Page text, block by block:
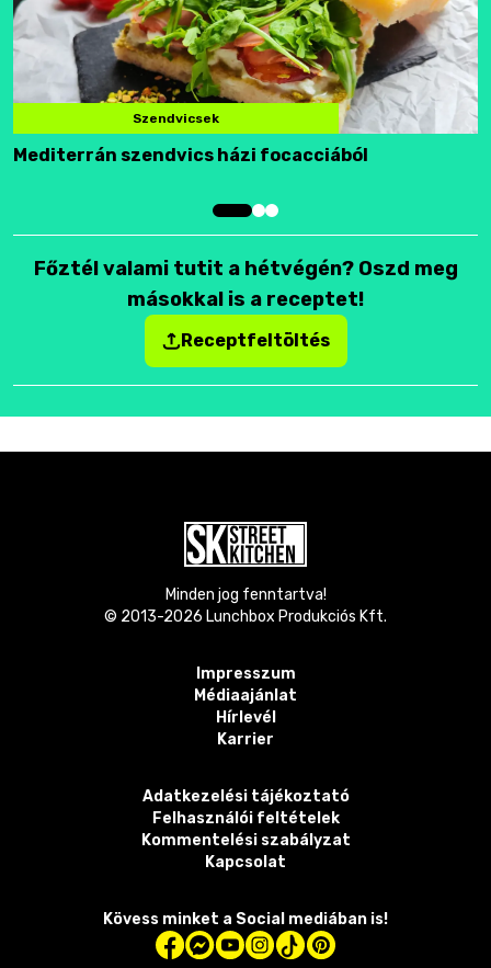
Szendvicsek
Mediterrán szendvics házi focacciából
Főztél valami tutit a hétvégén? Oszd meg
másokkal is a receptet!
Receptfeltöltés
Minden jog fenntartva!
© 2013-2026 Lunchbox Produkciós Kft.
Impresszum
Médiaajánlat
Hírlevél
Karrier
Adatkezelési tájékoztató
Felhasználói feltételek
Kommentelési szabályzat
Kapcsolat
Kövess minket a Social mediában is!